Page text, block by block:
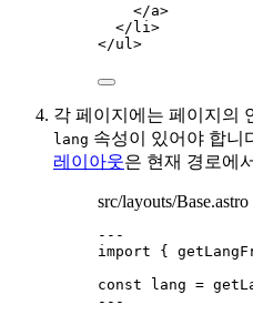
</a>
</ li>
</ul>
각 페이지에는 페이지의
lang 속성이 있어야 합니
레이아웃은 현재 경로에
src/layouts/Base.astro
---
import {
const
lang =
---